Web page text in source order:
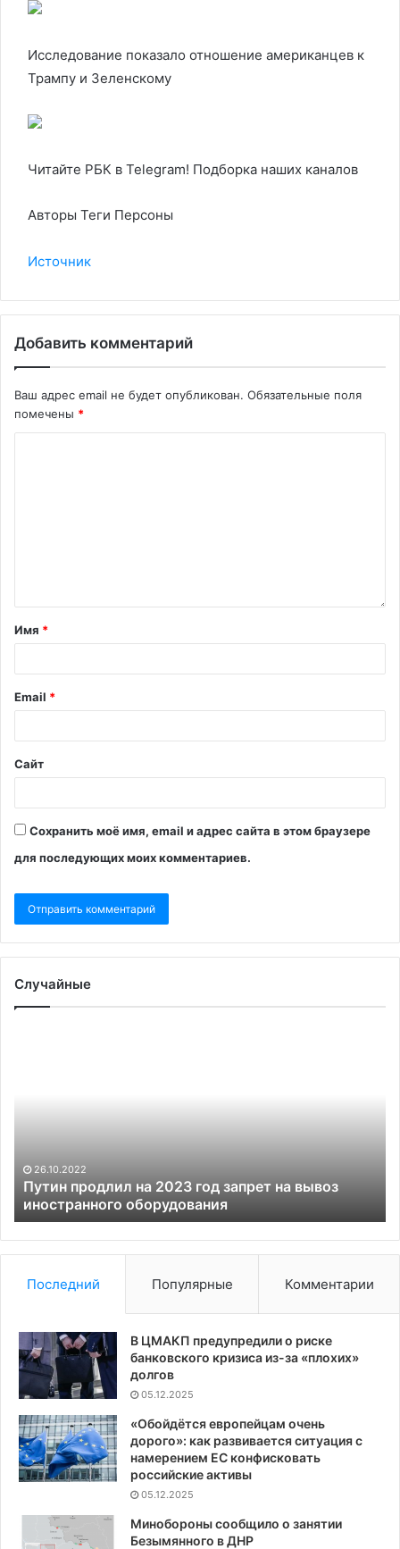
Исследование показало отношение американцев к
Трампу и Зеленскому
Читайте РБК в Telegram! Подборка наших каналов
Авторы Теги Персоны
Источник
Добавить комментарий
Ваш адрес email не будет опубликован. Обязательные поля
помечены *
Имя *
Email *
Сайт
Сохранить моё имя, email и адрес сайта в этом браузере
для последующих моих комментариев.
Случайные
вывоз
иностранного
оборудования
26.10.2022
Путин продлил на 2023 год запрет на вывоз
иностранного оборудования
и
Последний Популярные Комментарии
В ЦМАКП предупредили о риске
банковского кризиса из-за «плохих»
долгов
05.12.2025
«Обойдётся европейцам очень
дорого»: как развивается ситуация с
намерением ЕС конфисковать
российские активы
05.12.2025
Минобороны сообщило о занятии
Безымянного в ДНР